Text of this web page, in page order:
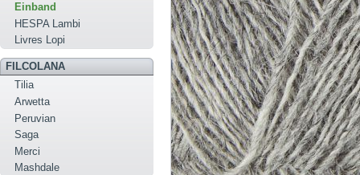
Einband
HESPA Lambi
Livres Lopi
FILCOLANA
Tilia
Arwetta
Peruvian
Saga
Merci
Mashdale